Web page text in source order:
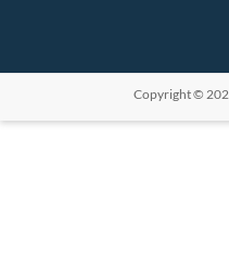
Copyright ©